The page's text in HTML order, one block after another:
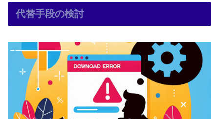
代替手段の検討